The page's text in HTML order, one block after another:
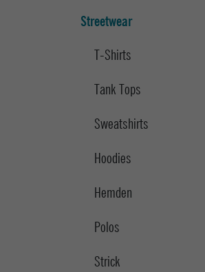
Streetwear
T-Shirts
Tank Tops
Sweatshirts
Hoodies
Hemden
Polos
Strick